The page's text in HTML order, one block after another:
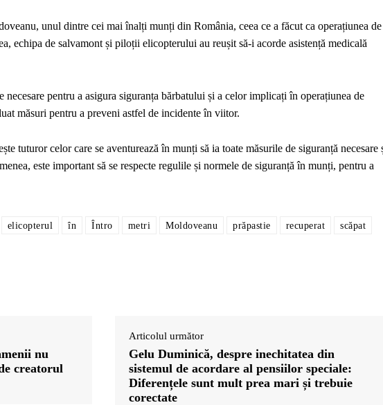
unul dintre cei mai înalți munți din România, ceea ce a făcut ca operațiunea de
echipa de salvamont și piloții elicopterului au reușit să-i acorde asistență medicală
necesare pentru a asigura siguranța bărbatului și a celor implicați în operațiunea de
măsuri pentru a preveni astfel de incidente în viitor.
tuturor celor care se aventurează în munți să ia toate măsurile de siguranță necesare
este important să se respecte regulile și normele de siguranță în munți, pentru a
elicopterul în Întro metri Moldoveanu prăpastie recuperat
scăpat
nu
creatorul
Articolul următor
Gelu Duminică, despre inechitatea din
sistemul de acordare al pensiilor speciale:
Diferențele sunt mult prea mari și trebuie
corectate